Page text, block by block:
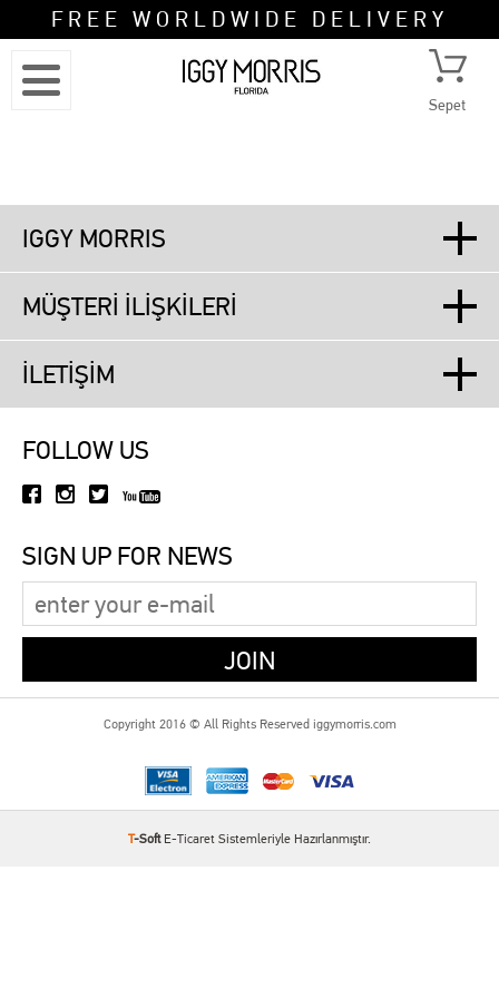
FREE WORLDWIDE DELIVERY
Sepet
IGGY MORRIS
MÜŞTERİ İLİŞKİLERİ
İLETİŞİM
FOLLOW US
SIGN UP FOR NEWS
Copyright 2016 © All Rights Reserved iggymorris.com
T-Soft E-Ticaret Sistemleriyle Hazırlanmıştır.